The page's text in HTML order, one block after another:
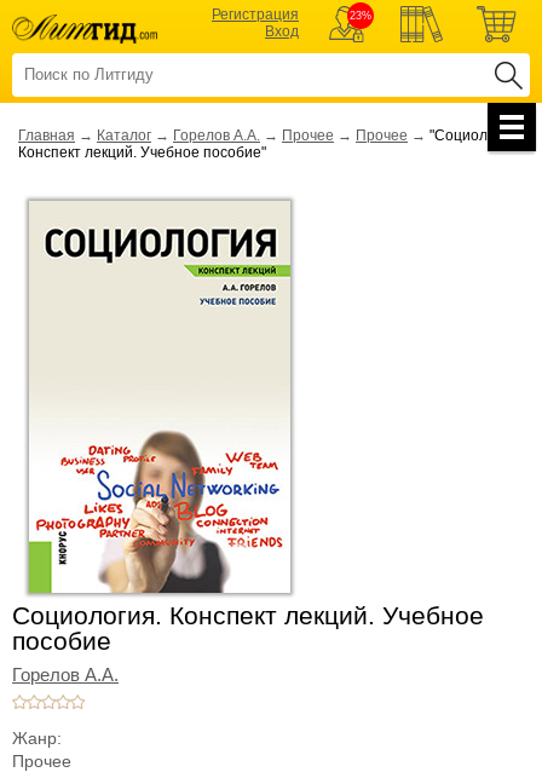
Регистрация
Вход
23%
Главная → Каталог → Горелов А.А. → Прочее → Прочее → "Социология.
Конспект лекций. Учебное пособие"
Социология. Конспект лекций. Учебное
пособие
Горелов А.А.
Жанр:
Прочее